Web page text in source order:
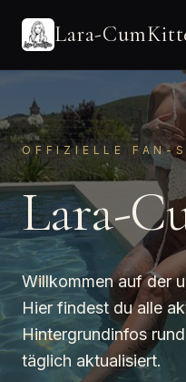
Lara-
OFFIZIELLE FAN-
Lara-
Willkommen auf der
Hier findest du alle
Hintergrundinfos
täglich aktualisiert.